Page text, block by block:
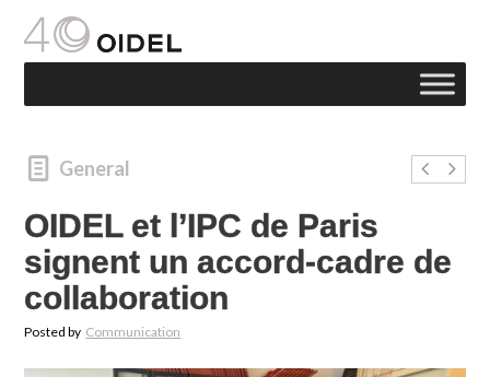
General
OIDEL et l’IPC de Paris
signent un accord-cadre de
collaboration
Posted by Communication